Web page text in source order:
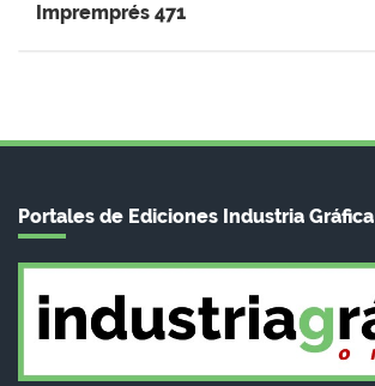
Impremprés 471
Portales de Ediciones Industria Gráfica